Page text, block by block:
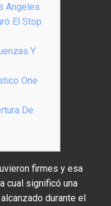
Angeles
El Stop
Y
One
De
firmes y esa
cual significó una
durante el